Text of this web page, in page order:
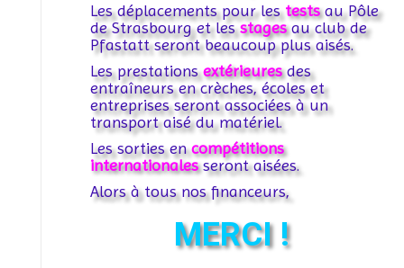
Les déplacements pour lestestsau Pôle
de Strasbourg et lesstagesau club de
Pfastatt seront beaucoup plus aisés.
Les prestationsextérieuresdes
entraîneurs en crèches, écoles et
entreprises seront associées à un
transport aisé du matériel.
Les sorties encompétitions
internationalesseront aisées.
Alors à tous nos financeurs,
MERCI !